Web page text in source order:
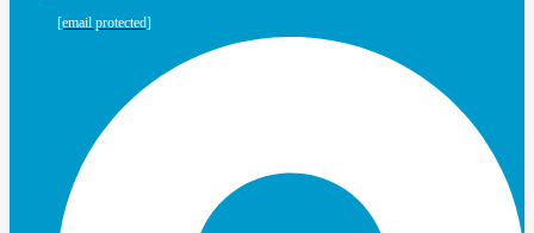
[email protected]